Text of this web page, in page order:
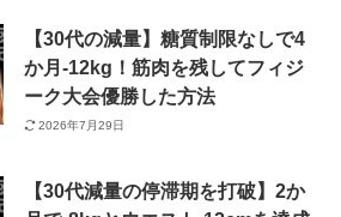
【30代の減量】糖質制限なしで4
か月-12kg！筋肉を残してフィジ
ーク大会優勝した方法
2026年7月29日
【30代減量の停滞期を打破】2か